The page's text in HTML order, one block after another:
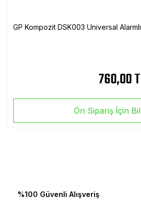
GP Kompozit DSK003 Universal
760,00
Ön Sipariş İçin
%100 Güvenli Alışveriş